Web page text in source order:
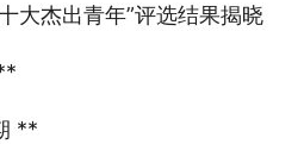
大杰出青年”评选结果揭晓
**